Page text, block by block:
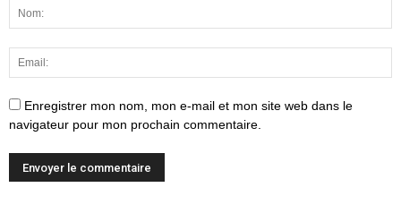
Enregistrer mon nom, mon e-mail et mon site web dans le
navigateur pour mon prochain commentaire.